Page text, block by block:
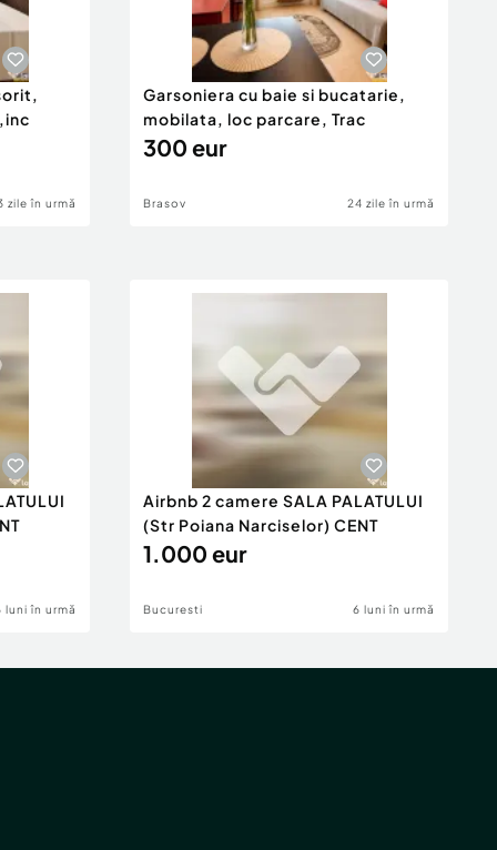
zile în urmă
Garsoniera cu baie si bucatarie,
mobilata, loc parcare, Trac
300 eur
Brasov 24 zile în urmă
luni în urmă
Airbnb 2 camere SALA PALATULUI
(Str Poiana Narciselor) CENT
1.000 eur
Bucuresti 6 luni în urmă